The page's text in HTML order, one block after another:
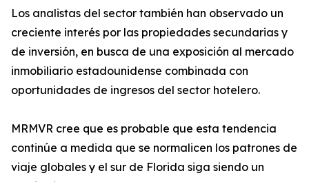
Los analistas del sector también han observado un
creciente interés por las propiedades secundarias y
de inversión, en busca de una exposición al mercado
inmobiliario estadounidense combinada con
oportunidades de ingresos del sector hotelero.
MRMVR cree que es probable que esta tendencia
continúe a medida que se normalicen los patrones de
viaje globales y el sur de Florida siga siendo un